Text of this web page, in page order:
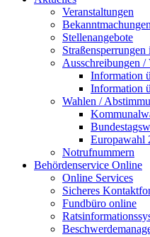
Veranstaltungen
Bekanntmachungen
Stellenangebote
Ausschreibungen /
Information
Information
Wahlen /
Europawahl
Notrufnummern
Behördenservice Online
Online Services
Sicheres
Fundbüro online